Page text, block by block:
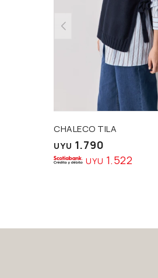
CHALECO TILA
UYU 1.790
UYU 1.522